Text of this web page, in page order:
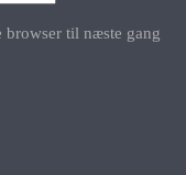
browser til næste gang